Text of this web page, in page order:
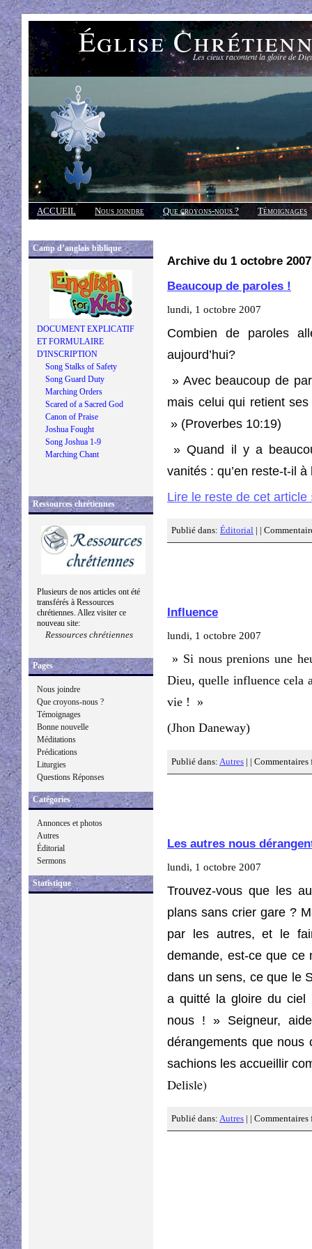
Église Les cieux racontent la gloire de
ACCUEIL Nous joindre Que croyons-nous ?
Témoignages
Réponses
Camp d’anglais biblique
DOCUMENT EXPLICATIF
ET FORMULAIRE
D'INSCRIPTION
Song Stalks of Safety
Song Guard Duty
Marching Orders
Scared of a Sacred God
Canon of Praise
Joshua Fought
Song Joshua 1-9
Marching Chant
Ressources chrétiennes
Plusieurs de nos articles ont été
transférés à Ressources
chrétiennes. Allez visiter ce
nouveau site:
Ressources chrétiennes
Pages
Nous joindre
Que croyons-nous ?
Témoignages
Bonne nouvelle
Méditations
Prédications
Liturgies
Questions Réponses
Catégories
Annonces et photos
Autres
Éditorial
Sermons
Statistique
Archive du 1 octobre 2007
Beaucoup de paroles !
lundi, 1 octobre 2007
Combien de paroles
aujourd’hui?
» Avec beaucoup de
mais celui qui retient
» (Proverbes 10:19)
» Quand il y a
vanités : qu’en reste-t-il
Lire le reste de cet article
Publié dans: Éditorial | |
Influence
lundi, 1 octobre 2007
» Si nous prenions une
Dieu, quelle influence cela
vie ! »
(Jhon Daneway)
Publié dans: Autres | | Commentaires
Les autres nous
lundi, 1 octobre 2007
Trouvez-vous que les
plans sans crier gare ?
par les autres, et le
demande, est-ce que ce
dans un sens, ce que le
a quitté la gloire du
nous ! » Seigneur,
dérangements que nous
sachions les accueillir
Delisle)
Publié dans: Autres | | Commentaires